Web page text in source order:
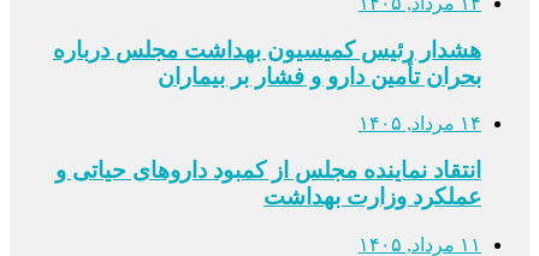
هشدار رئیس کمیسیون بهداشت مجلس درباره
بحران تأمین دارو و فشار بر بیماران
۱۴ مرداد, ۱۴۰۵
انتقاد نماینده مجلس از کمبود داروهای حیاتی و
عملکرد وزارت بهداشت
۱۱ مرداد, ۱۴۰۵